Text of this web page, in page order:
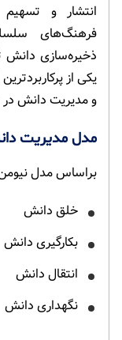
انتشار و
فرهنگ‌های
ذخیره‌سازی دانش
یکی از
و مدیریت دانش
مدل مدیریت
براساس مدل نیومن
خلق دانش
بکارگیری دانش
انتقال دانش
نگهداری دانش